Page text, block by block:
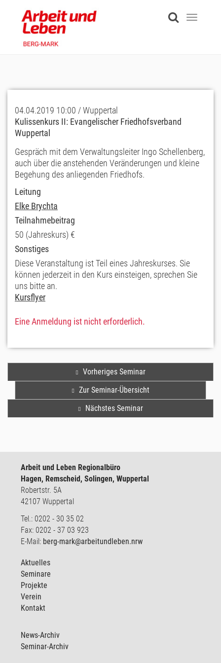
content
Toggle
04.04.2019 10:00 / Wuppertal
Kulissenkurs II: Evangelischer Friedhofsverband
Wuppertal
Gespräch mit dem Verwaltungsleiter Ingo Schellenberg,
auch über die anstehenden Veränderungen und kleine
Begehung des anliegenden Friedhofs.
Leitung
Elke Brychta
Teilnahmebeitrag
50 (Jahreskurs) €
Sonstiges
Diese Veranstaltung ist Teil eines Jahreskurses. Sie
können jederzeit in den Kurs einsteigen, sprechen Sie
uns bitte an.
Kursflyer
Eine Anmeldung ist nicht erforderlich.
Vorheriges Seminar
Zur Seminar-Übersicht
Nächstes Seminar
Arbeit und Leben Regionalbüro
Hagen, Remscheid, Solingen, Wuppertal
Robertstr. 5A
42107 Wuppertal
Tel.: 0202 - 30 35 02
Fax: 0202 - 37 03 923
E-Mail: berg-mark@arbeitundleben.nrw
Aktuelles
Seminare
Projekte
Verein
Kontakt
News-Archiv
Seminar-Archiv